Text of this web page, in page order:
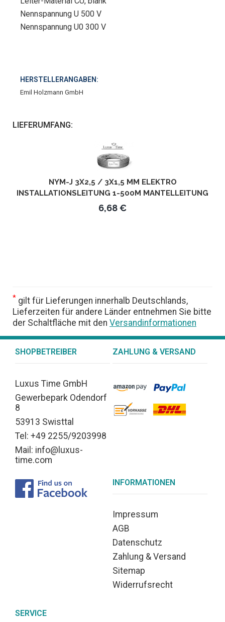
Nennspannung U 500 V
Nennspannung U0 300 V
HERSTELLERANGABEN:
Emil Holzmann GmbH
LIEFERUMFANG:
NYM-J 3X2,5 / 3X1,5 MM ELEKTRO
INSTALLATIONSLEITUNG 1-500M MANTELLEITUNG
KABEL 3 ADRIG - LÄNGE IN METERN: 1M - KABEL:
3X2,5MM²
6,68 €
* gilt für Lieferungen innerhalb Deutschlands,
Lieferzeiten für andere Länder entnehmen Sie bitte
der Schaltfläche mit den Versandinformationen
SHOPBETREIBER
Luxus Time GmbH
Gewerbepark Odendorf
8
53913 Swisttal
Tel: +49 2255/9203998
Mail: info@luxus-
time.com
ZAHLUNG & VERSAND
INFORMATIONEN
Impressum
AGB
Datenschutz
Zahlung & Versand
Sitemap
Widerrufsrecht
SERVICE